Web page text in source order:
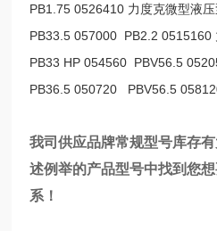
PB1.75 0526410 力度克微型液压
PB33.5 057000 PB2.2 0515160
PB33 HP 054560 PBV56.5
PB36.5 050720 PBV56.5
我司供应品牌常规型号库存
述例举的产品型号中找到您
系！